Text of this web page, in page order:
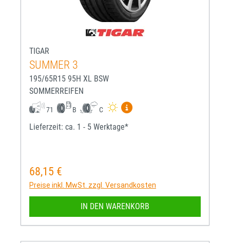
TIGAR
SUMMER 3
195/65R15 95H XL BSW
SOMMERREIFEN
71 B C
Mehr Informationen zum
Lieferzeit: ca. 1 - 5 Werktage*
Regulärer Preis:
68,15 €
Preise inkl. MwSt. zzgl. Versandkosten
IN DEN WARENKORB